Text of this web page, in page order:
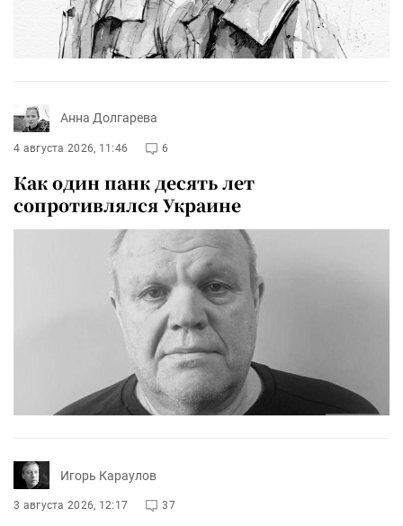
Анна Долгарева
4 августа 2026, 11:46 6
Как один панк десять лет
сопротивлялся Украине
Игорь Караулов
3 августа 2026, 12:17 37